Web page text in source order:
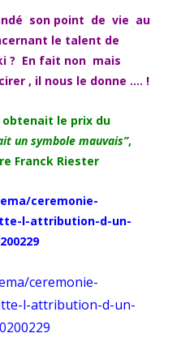
son point de vie au
le talent de
? En fait non mais
, il nous le donne …. !
obtenait le prix du
un symbole mauvais”,
Franck Riester
ceremonie-
l-attribution-d-un-
ceremonie-
l-attribution-d-un-